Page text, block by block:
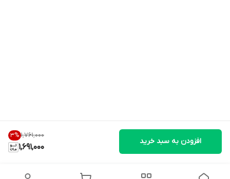
۱٬۷۶۱٬۰۰۰ 3%
1,691,000
افزودن به سبد خرید